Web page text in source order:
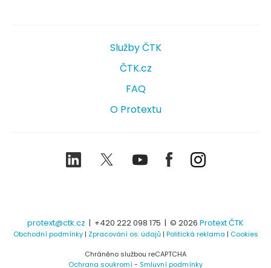
Služby ČTK
ČTK.cz
FAQ
O Protextu
LinkedIn TwitterYoutubeFacebookInstagram
protext@ctk.cz | +420 222 098 175 | © 2026 Protext ČTK
Obchodní podmínky| Zpracování os. údajů| Politická reklama | Cookies
Chráněno službou reCAPTCHA
Ochrana soukromí- Smluvní podmínky